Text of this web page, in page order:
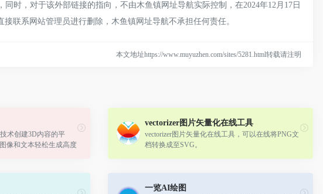
时，对于该外部链接的指向，不由木鱼镇网址导航实际控制，在2024年12月17日
联系网站管理员进行删除，木鱼镇网址导航不承担任何责任。
本文地址https://www.muyuzhen.com/sites/5281.html转载请注明
术创建3D内容的平
像和文本轻松生成高度
vectorizer图片矢量化在线工具
vectorizer图片矢量化在线工具，可以在线将PNG文
档转换成至SVG。
一览AI绘图